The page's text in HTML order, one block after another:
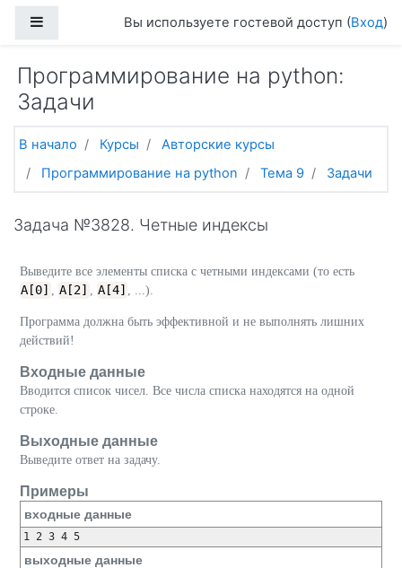
Боковая панельВы используете гостевой доступ (Вход)
Программирование на python:
Задачи
В начало Курсы
Авторские курсы
Программирование на python
Тема 9 Задачи
Задача №3828. Четные индексы
Выведите все элементы списка с четными индексами (то есть
A[0] , A[2] , A[4] , ...).
Программа должна быть эффективной и не выполнять лишних
действий!
Входные данные
Вводится список чисел. Все числа списка находятся на одной
строке.
Выходные данные
Выведите ответ на задачу.
Примеры
входные данные
выходные данные